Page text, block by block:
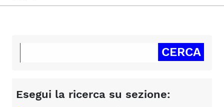
Esegui la ricerca su sezione: